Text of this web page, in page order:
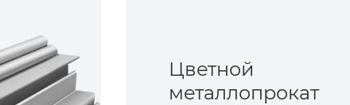
Цветной
металлопрокат